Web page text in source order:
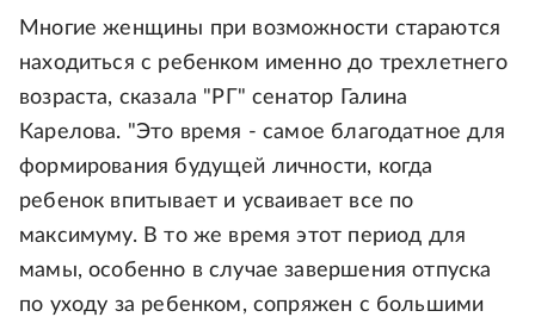
Многие женщины при возможности стараются
находиться с ребенком именно до трехлетнего
возраста, сказала "РГ" сенатор Галина
Карелова. "Это время - самое благодатное для
формирования будущей личности, когда
ребенок впитывает и усваивает все по
максимуму. В то же время этот период для
мамы, особенно в случае завершения отпуска
по уходу за ребенком, сопряжен с большими